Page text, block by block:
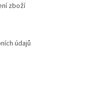
zboží
údajů